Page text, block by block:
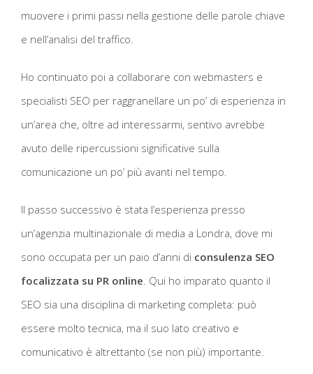
muovere i primi passi nella gestione delle parole chiave
e nell’analisi del traffico.
Ho continuato poi a collaborare con webmasters e
specialisti SEO per raggranellare un po’ di esperienza in
un’area che, oltre ad interessarmi, sentivo avrebbe
avuto delle ripercussioni significative sulla
comunicazione un po’ più avanti nel tempo.
Il passo successivo è stata l’esperienza presso
un’agenzia multinazionale di media a Londra, dove mi
sono occupata per un paio d’anni di consulenza SEO
focalizzata su PR online. Qui ho imparato quanto il
SEO sia una disciplina di marketing completa: può
essere molto tecnica, ma il suo lato creativo e
comunicativo è altrettanto (se non più) importante.